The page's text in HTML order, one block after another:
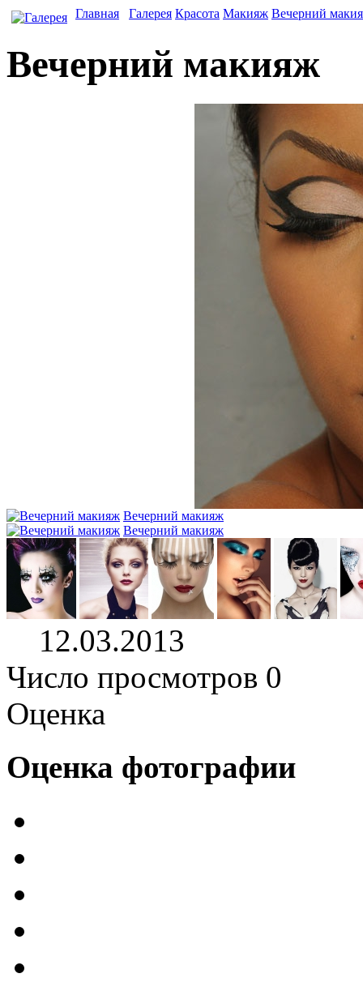
Главная Галерея Красота Макияж Вечерний
Вечерний макияж
Вечерний макияж
Вечерний макияж
12.03.2013
Число просмотров 0
Оценка
Оценка фотографии